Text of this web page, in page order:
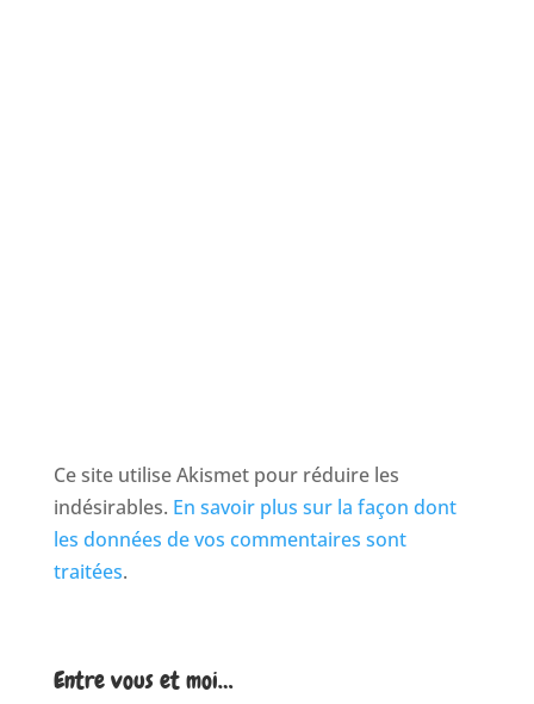
Ce site utilise Akismet pour réduire les
indésirables. En savoir plus sur la façon dont
les données de vos commentaires sont
traitées.
Entre vous et moi…